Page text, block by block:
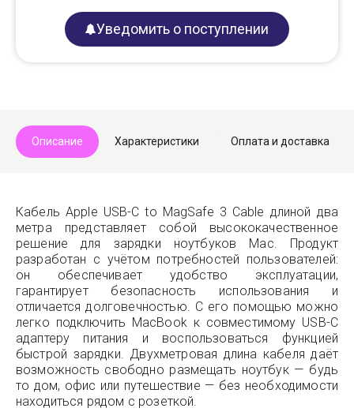
Уведомить о поступлении
Описание Характеристики Оплата и доставка
Кабель Apple USB-C to MagSafe 3 Cable длиной два
метра представляет собой высококачественное
решение для зарядки ноутбуков Mac. Продукт
разработан с учётом потребностей пользователей:
он обеспечивает удобство эксплуатации,
гарантирует безопасность использования и
отличается долговечностью. С его помощью можно
легко подключить MacBook к совместимому USB-C
адаптеру питания и воспользоваться функцией
быстрой зарядки. Двухметровая длина кабеля даёт
возможность свободно размещать ноутбук — будь
то дом, офис или путешествие — без необходимости
находиться рядом с розеткой.